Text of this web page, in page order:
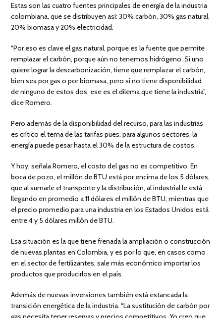
Estas son las cuatro fuentes principales de energía de la industria
colombiana, que se distribuyen así: 30% carbón, 30% gas natural,
20% biomasa y 20% electricidad.
“Por eso es clave el gas natural, porque es la fuente que permite
remplazar el carbón, porque aún no tenemos hidrógeno. Si uno
quiere lograr la descarbonización, tiene que remplazar el carbón,
bien sea por gas o por biomasa, pero si no tiene disponibilidad
de ninguno de estos dos, ese es el dilema que tiene la industria”,
dice Romero.
Pero además de la disponibilidad del recurso, para las industrias
es crítico el tema de las tarifas pues, para algunos sectores, la
energía puede pesar hasta el 30% de la estructura de costos.
Y hoy, señala Romero, el costo del gas no es competitivo. En
boca de pozo, el millón de BTU está por encima de los 5 dólares,
que al sumarle el transporte y la distribución, al industrial le está
llegando en promedio a 11 dólares el millón de BTU; mientras que
el precio promedio para una industria en los Estados Unidos está
entre 4 y 5 dólares millón de BTU.
Esa situación es la que tiene frenada la ampliación o construcción
de nuevas plantas en Colombia, y es por lo que, en casos como
en el sector de fertilizantes, sale más económico importar los
productos que producirlos en el país.
Además de nuevas inversiones también está estancada la
transición energética de la industria. “La sustitución de carbón por